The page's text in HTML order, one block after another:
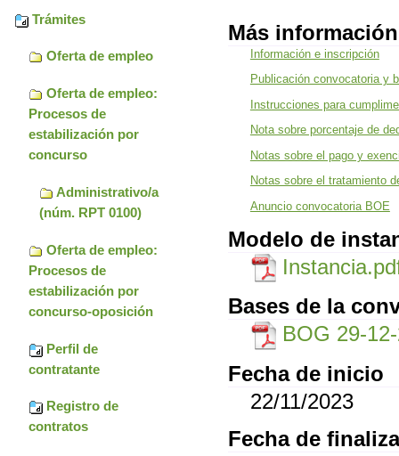
Trámites
Oferta de empleo
Oferta de empleo:
Procesos de
estabilización por
concurso
Administrativo/a
(núm. RPT 0100)
Oferta de empleo:
Procesos de
estabilización por
concurso-oposición
Perfil de
contratante
Registro de
contratos
Más información
Información e inscripción
Publicación convocatoria y
Instrucciones para
Nota sobre porcentaje de
Notas sobre el pago y
Notas sobre el tratamiento
Anuncio convocatoria BOE
Modelo de
Bases de la
BOG 29-
Fecha de inicio
22/11/2023
Fecha de